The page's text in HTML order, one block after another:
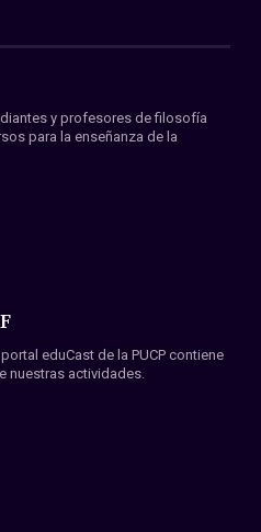
y profesores de filosofía
para la enseñanza de la
eduCast de la PUCP contiene
actividades.